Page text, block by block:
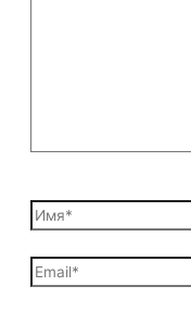
Имя*
Email*